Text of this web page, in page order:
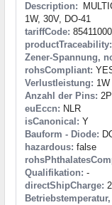
Description:
1W, 30V, DO-41
tariffCode: 85411000
productTraceability:
Zener-Spannung,
rohsCompliant:
Verlustleistung: 1W
Anzahl der Pins:
euEccn: NLR
isCanonical: Y
Bauform - Diode:
hazardous: false
Qualifikation: -
directShipCharge: